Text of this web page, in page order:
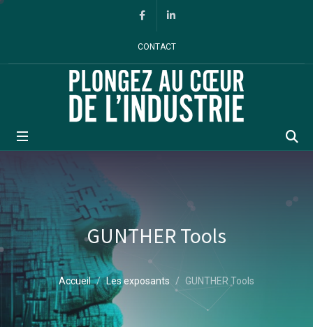
Facebook
CONTACT
GUNTHER Tools
Accueil Les exposants GUNTHER Tools
Panneau de gestion des cookies